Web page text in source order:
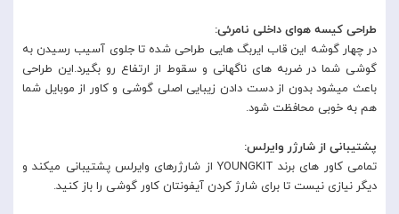
طراحی کیسه هوای داخلی نامرئی:
در چهار گوشه این قاب ایربگ هایی طراحی شده تا جلوی آسیب رسیدن به
گوشی شما در ضربه های ناگهانی و سقوط از ارتفاع رو بگیرد.این طراحی
باعث میشود بدون از دست دادن زیبایی اصلی گوشی و کاور از موبایل شما
هم به خوبی محافظت شود.
پشتیبانی از شارژر وایرلس:
تمامی کاور های برند YOUNGKIT از شارژرهای وایرلس پشتیبانی میکند و
دیگر نیازی نیست تا برای شارژ کردن آیفونتان کاور گوشی را باز کنید.